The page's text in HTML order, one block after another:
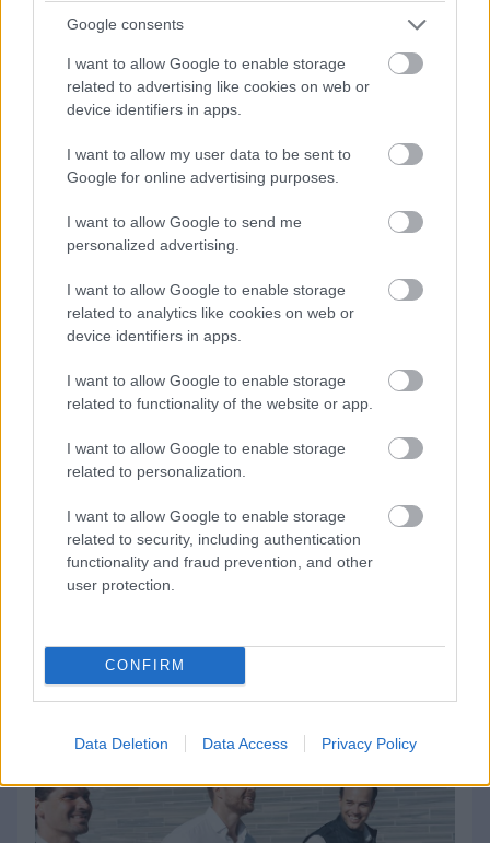
Google consents
I want to allow Google to enable storage
related to advertising like cookies on web or
device identifiers in apps.
I want to allow my user data to be sent to
Google for online advertising purposes.
I want to allow Google to send me
personalized advertising.
I want to allow Google to enable storage
related to analytics like cookies on web or
device identifiers in apps.
I want to allow Google to enable storage
related to functionality of the website or app.
I want to allow Google to enable storage
related to personalization.
I want to allow Google to enable storage
related to security, including authentication
functionality and fraud prevention, and other
user protection.
CONFIRM
Data Deletion Data Access Privacy Policy
seuraavista rajoista ylittyi päättyneellä ja
sitä edeltäneellä tilikaudella:
taseen loppusumma 6 miljoonaa euroa
liikevaihto 12 miljoonaa euroa
palveluksessa keskimäärin 50 henkilöä
Suuryrityksen rajat
Suuryritykseksi luokitellaan sellainen
kirjanpitovelvollinen, jonka päättyneellä ja
sitä edeltäneellä tilikaudella ylittyi vähintään
kaksi seuraavista arvoista:
liikevaihto 40 miljoonaa euroa
palveluksessa keskimäärin 250 henkilöä
tilikauden aikana.
Kirjanpitolaki:
kirjaaminen